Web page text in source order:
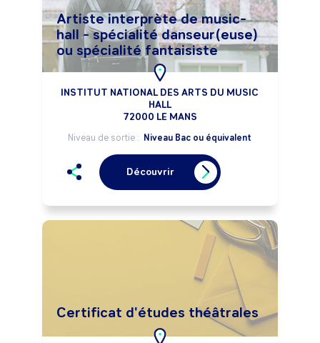
Artiste interprète de music-
hall - spécialité danseur(euse)
ou spécialité fantaisiste
INSTITUT NATIONAL DES ARTS DU MUSIC
HALL
72000 LE MANS
Niveau de sortie : Niveau Bac ou équivalent
Découvrir
Certificat d'études théâtrales